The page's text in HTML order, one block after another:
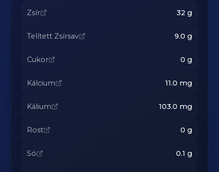
Zsír 32 g
Telített Zsírsav 9.0 g
Cukor 0 g
Kálcium 11.0 mg
Kálium 103.0 mg
Rost 0 g
Só 0.1 g